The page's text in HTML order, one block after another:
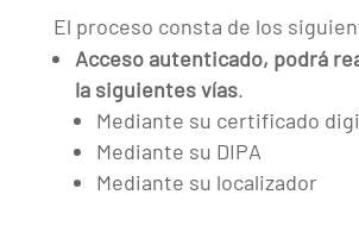
El proceso consta de los
Acceso autenticado, podrá
la siguientes vías.
Mediante su certificado
Mediante su DIPA
Mediante su localizador